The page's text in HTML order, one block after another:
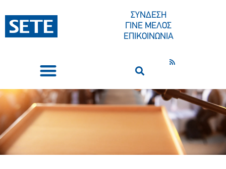
ΣΥΝΔΕΣΗ
ΓΙΝΕ ΜΕΛΟΣ
ΕΠΙΚΟΙΝΩΝΙΑ